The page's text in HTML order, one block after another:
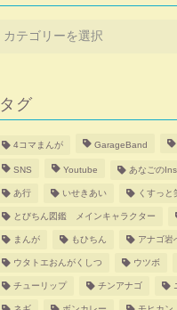
タグ
4コマまんが GarageBand
SNS Youtube あなごの
あ行 いせきあい くすっと
とびちん図鑑 メインキャラクター
まんが もひちん アナゴ岩
ウタトエおんがくしつ ウツボ
チューリップ チンアナゴ